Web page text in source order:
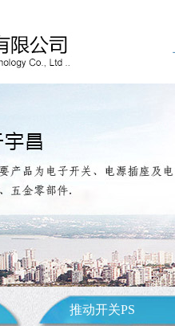
推动开关PS